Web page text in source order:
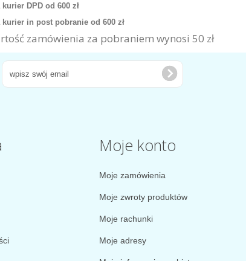
DPD od 600 zł
kurier in post pobranie od 600 zł
zamówienia za pobraniem wynosi 50 zł
Moje konto
Moje zamówienia
Moje zwroty produktów
Moje rachunki
Moje adresy